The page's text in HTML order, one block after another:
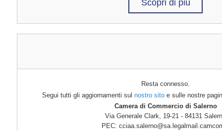
Scopri di più
Resta connesso.
Segui tutti gli aggiornamenti sul nostro sitoe sulle nostre
Camera di Commercio di Salerno
Via Generale Clark, 19-21 - 84131
PEC: